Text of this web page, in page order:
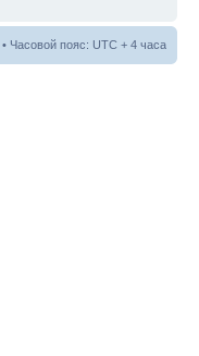
• Часовой пояс: UTC + 4 часа